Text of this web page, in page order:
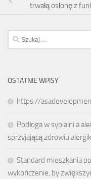
trwałą osłonę z
Szukaj:
OSTATNIE WPISY
https://
Podłoga w sypialni a
sprzyjającą zdrowiu
Standard mieszkania
wykończenie, by